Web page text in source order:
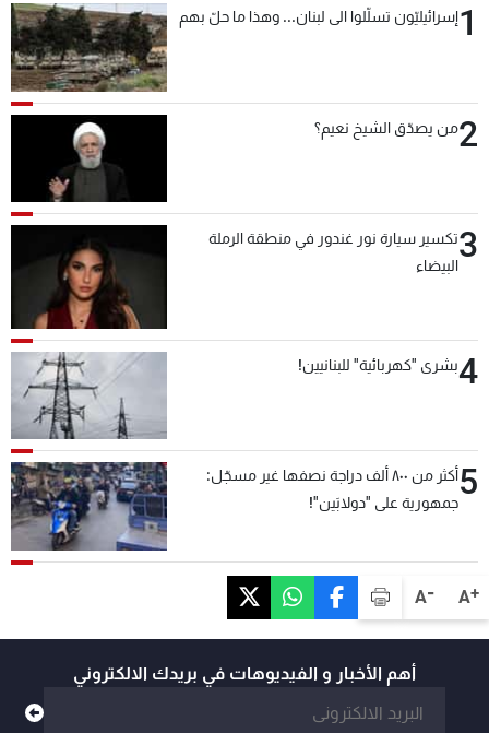
A+
A-
1إسرائيليّون تسلّلوا الى لبنان... وهذا ما حلّ بهم
2من يصدّق الشيخ نعيم؟
3تكسير سيارة نور غندور في منطقة الرملة
البيضاء
4بشرى "كهربائية" للبنانيين!
5
أكثر من ٨٠٠ ألف دراجة نصفها غير مسجّل:
جمهورية على "دولابَين"!
أهم الأخبار و الفيديوهات في بريدك الالكتروني